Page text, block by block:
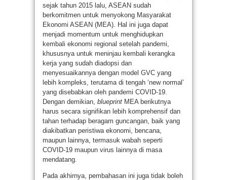
sejak tahun 2015 lalu, ASEAN sudah
berkomitmen untuk menyokong Masyarakat
Ekonomi ASEAN (MEA). Hal ini juga dapat
menjadi momentum untuk menghidupkan
kembali ekonomi regional setelah pandemi,
khususnya untuk meninjau kembali kerangka
kerja yang sudah diadopsi dan
menyesuaikannya dengan model GVC yang
lebih kompleks, terutama di tengah ‘new normal’
yang disebabkan oleh pandemi COVID-19.
Dengan demikian, blueprint MEA berikutnya
harus secara signifikan lebih komprehensif dan
tahan terhadap beragam guncangan, baik yang
diakibatkan peristiwa ekonomi, bencana,
maupun lainnya, termasuk wabah seperti
COVID-19 maupun virus lainnya di masa
mendatang.
Pada akhirnya, pembahasan ini juga tidak boleh